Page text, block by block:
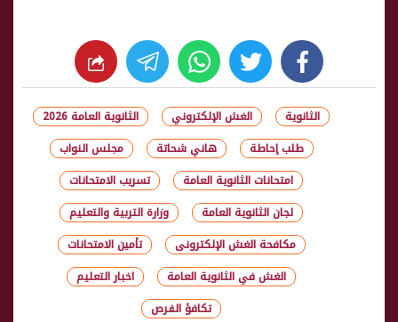
facebook
twitter
whats
الثانوية الغش الإلكتروني
الثانوية العامة 2026
طلب إحاطة
هاني شحاتة
مجلس النواب
امتحانات الثانوية العامة
تسريب الامتحانات
لجان الثانوية العامة
وزارة التربية والتعليم
مكافحة الغش الإلكترونى
تأمين الامتحانات
الغش في الثانوية العامة
اخبار التعليم
تكافؤ الفرص